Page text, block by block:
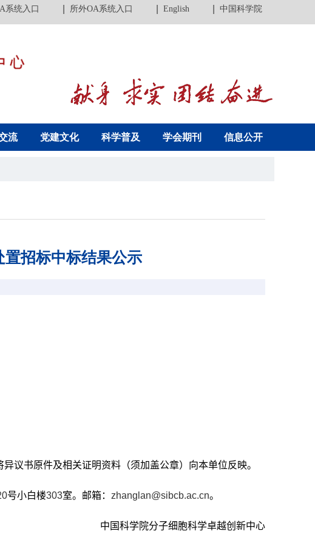
系统入口 所外OA系统入口 English 中国科学院
流 党建文化 科学普及 学会期刊 信息公开
招标中标结果公示
议书原件及相关证明资料（须加盖公章）向本单位反映。
号小白楼303室。邮箱： zhanglan@sibcb.ac.cn。
中国科学院分子细胞科学卓越创新中心